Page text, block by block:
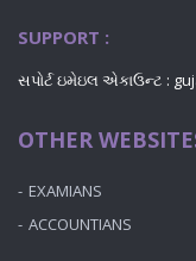
SUPPORT :
સપોર્ટ ઇમેઇલ એકાઉન્ટ :
OTHER
EXAMIANS
ACCOUNTIANS